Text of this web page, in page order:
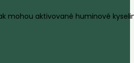
mohou aktivované huminové